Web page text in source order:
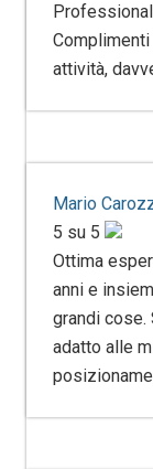
attività,
Mario
5 su 5
Ottima
anni e
grandi
adatto alle